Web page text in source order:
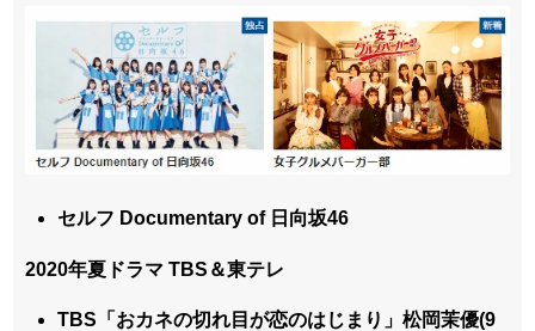
セルフ Documentary of 日向坂46
2020年夏ドラマ TBS＆東テレ
TBS「おカネの切れ目が恋のはじまり」松岡茉優(9